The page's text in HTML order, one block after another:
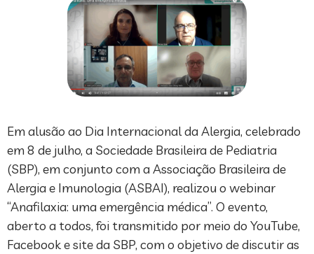
Em alusão ao Dia Internacional da Alergia, celebrado
em 8 de julho, a Sociedade Brasileira de Pediatria
(SBP), em conjunto com a Associação Brasileira de
Alergia e Imunologia (ASBAI), realizou o webinar
“Anafilaxia: uma emergência médica”. O evento,
aberto a todos, foi transmitido por meio do YouTube,
Facebook e site da SBP, com o objetivo de discutir as